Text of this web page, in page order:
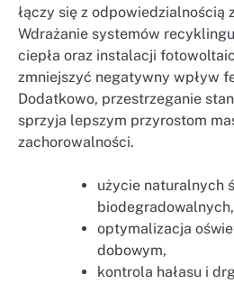
łączy się z odpowiedzialnością
Wdrażanie systemów
ciepła oraz instalacji
zmniejszyć negatywny wpływ
Dodatkowo, przestrzeganie
sprzyja lepszym przyrostom
zachorowalności.
użycie naturalnych
biodegradowalnych,
optymalizacja
dobowym,
kontrola hałasu i